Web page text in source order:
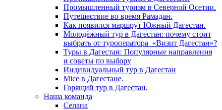
Промышленный туризм в Северной Осетии.
Путешествие во время Рамадан.
Как появился маршрут Южный Дагестан.
Молодёжный тур в Дагестан: почему стоит
выбрать от туроператора «Визит Дагестан»?
Туры в Дагестан: Популярные направлення
и советы по выбору
Индивидуальный тур в Дагестан
Mice в Дагестане.
Горящий тур в Дагестан.
Наша команда
Селана